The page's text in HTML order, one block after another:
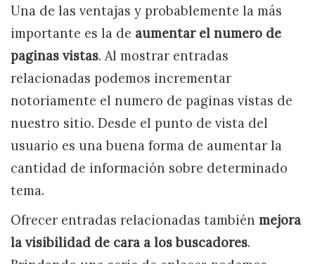
Una de las ventajas y probablemente la más
importante es la de aumentar el numero de
paginas vistas. Al mostrar entradas
relacionadas podemos incrementar
notoriamente el numero de paginas vistas de
nuestro sitio. Desde el punto de vista del
usuario es una buena forma de aumentar la
cantidad de información sobre determinado
tema.
Ofrecer entradas relacionadas también mejora
la visibilidad de cara a los buscadores.